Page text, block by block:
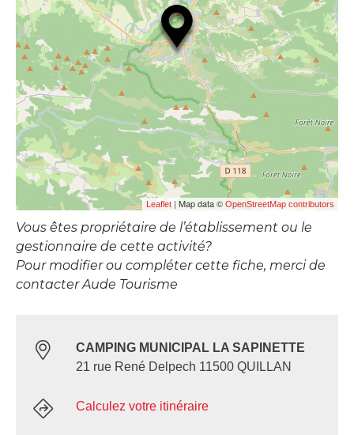
Leaflet | Map data © OpenStreetMap contributors
Vous êtes propriétaire de l’établissement ou le
gestionnaire de cette activité?
Pour modifier ou compléter cette fiche, merci de
contacter Aude Tourisme
CAMPING MUNICIPAL LA SAPINETTE
21 rue René Delpech 11500 QUILLAN
Calculez votre itinéraire